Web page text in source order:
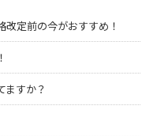
定前の今がおすすめ！
すか？